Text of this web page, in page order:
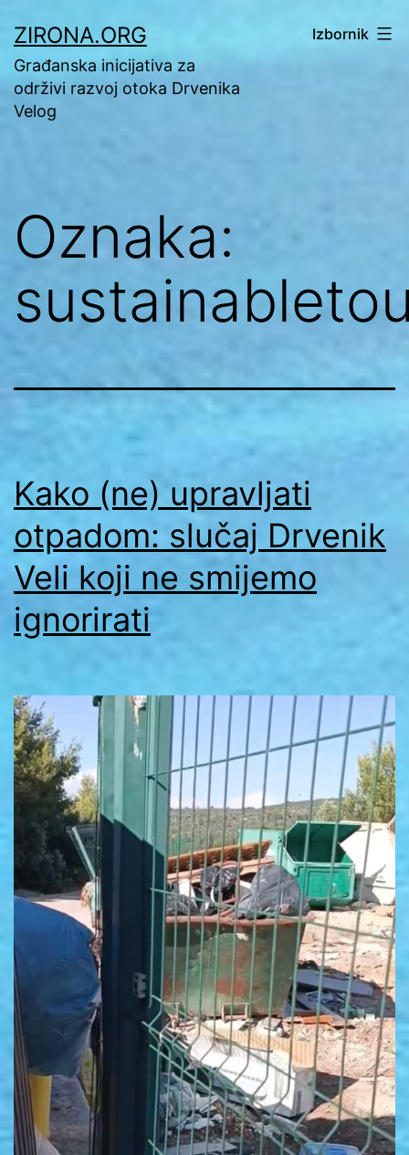
na
sadržaj
ZIRONA.ORG
Građanska inicijativa za
održivi razvoj otoka Drvenika
Velog
Izbornik
Oznaka:
Kako (ne) upravljati
otpadom: slučaj Drvenik
Veli koji ne smijemo
ignorirati